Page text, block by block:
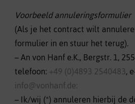
Voorbeeld annuleringsformulier
(Als je het contract wilt
formulier in en stuur het terug).
– An von Hanf e.K., Bergstr. 1,
telefoon:+49 (0)4893 2540483,
info@vonhanf.de:
– Ik/wij (*) annuleren hierbij de